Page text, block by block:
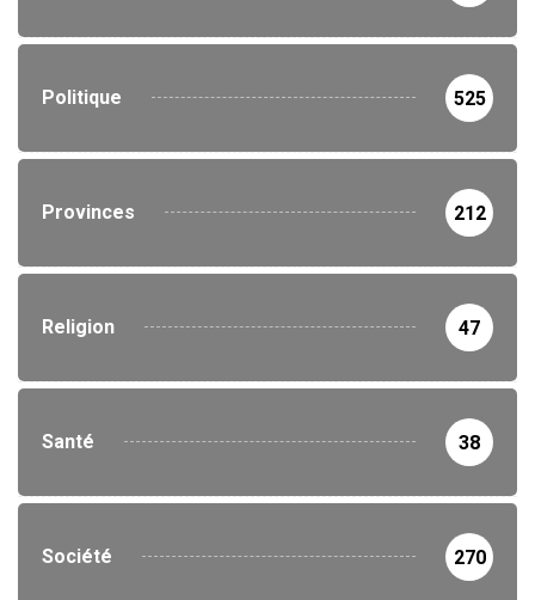
Politique 525
Provinces 212
Religion 47
Santé 38
Société 270